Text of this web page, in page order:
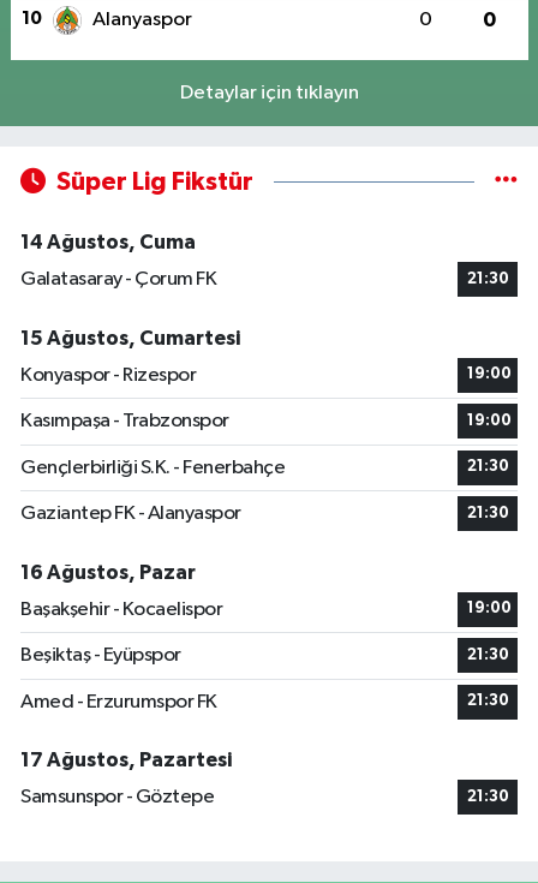
10 Alanyaspor 0 0
Detaylar için tıklayın
Süper Lig Fikstür
14 Ağustos, Cuma
Galatasaray - Çorum FK
21:30
15 Ağustos, Cumartesi
Konyaspor - Rizespor
19:00
Kasımpaşa - Trabzonspor 19:00
Gençlerbirliği S.K. - Fenerbahçe 21:30
Gaziantep FK - Alanyaspor 21:30
16 Ağustos, Pazar
Başakşehir - Kocaelispor
19:00
Beşiktaş - Eyüpspor 21:30
Amed - Erzurumspor FK 21:30
17 Ağustos, Pazartesi
Samsunspor - Göztepe
21:30